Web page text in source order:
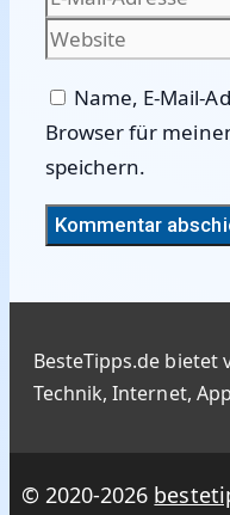
Name, E-Mail-
Browser für
speichern.
BesteTipps.de bietet
Technik, Internet,
© 2020-2026